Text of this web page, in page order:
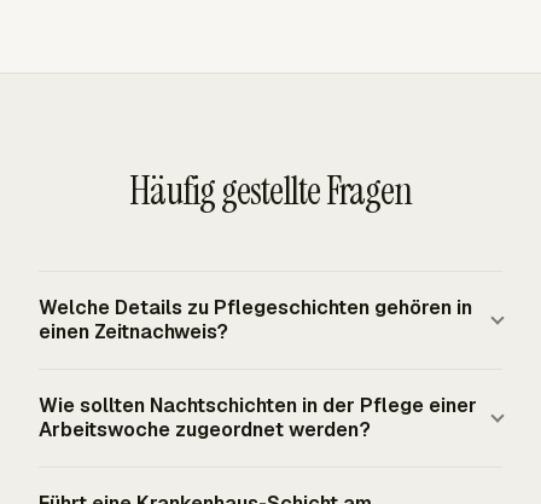
Häufig gestellte Fragen
Welche Details zu Pflegeschichten gehören in
einen Zeitnachweis?
Rolle, Datum, Arbeitsstandort oder Station, Start- und
Endzeiten, unbezahlte Pausen, Arbeitsstunden und
Wie sollten Nachtschichten in der Pflege einer
Arbeitswoche zugeordnet werden?